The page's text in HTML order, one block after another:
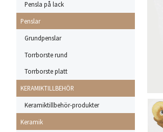
Pensla på lack
Penslar
Grundpenslar
Torrborste rund
Torrborste platt
KERAMIKTILLBEHÖR
Keramiktillbehör-produkter
Keramik